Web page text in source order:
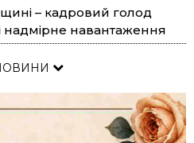
– кадровий голод
надмірне навантаження